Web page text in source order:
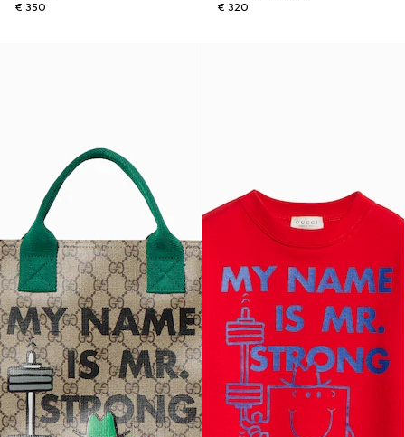
€ 350
€ 320